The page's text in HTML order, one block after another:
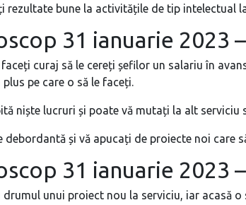
rezultate bune la activitățile de tip intelectual
31 ianuarie 2023
faceți curaj să le cereți șefilor un salariu în
pe care o să le faceți.
niște lucruri și poate vă mutați la alt serviciu
debordantă și vă apucați de proiecte noi care
31 ianuarie 2023
drumul unui proiect nou la serviciu, iar acasă